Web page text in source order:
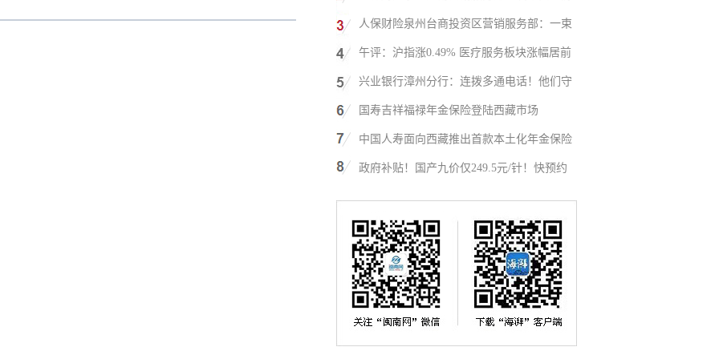
人保财险泉州台商投资区营销服务部：一束
午评：沪指涨0.49% 医疗服务板块涨幅居前
兴业银行漳州分行：连拨多通电话！他们守
国寿吉祥福禄年金保险登陆西藏市场
中国人寿面向西藏推出首款本土化年金保险
政府补贴！国产九价仅249.5元/针！快预约